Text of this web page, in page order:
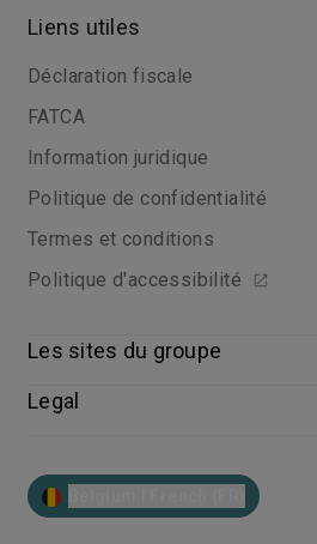
Liens utiles
Déclaration fiscale
FATCA
Information juridique
Politique de confidentialité
Termes et conditions
Politique d'accessibilité
Les sites du groupe
Legal